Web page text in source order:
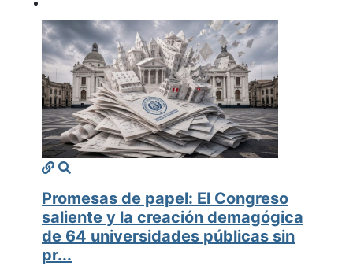
Promesas de papel: El Congreso
saliente y la creación demagógica
de 64 universidades públicas sin
pr...